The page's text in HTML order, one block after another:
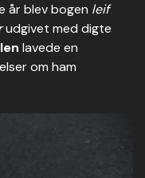
år blev bogen leif
udgivet med digte
lavede en
om ham